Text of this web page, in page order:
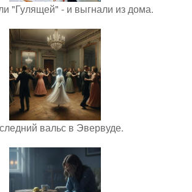
"Гулящей" - и выгнали из дома.
вальс в Эвервуде.